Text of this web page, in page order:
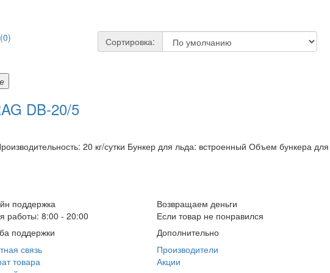
Сортировка:
DB-20/5
20 кг/сутки Бункер для льда: встроенный Объем бункера
поддержка
работы: 8:00 - 20:00
Возвращаем деньги
Если товар не понравился
поддержки
связь
товара
Дополнительно
Производители
Акции